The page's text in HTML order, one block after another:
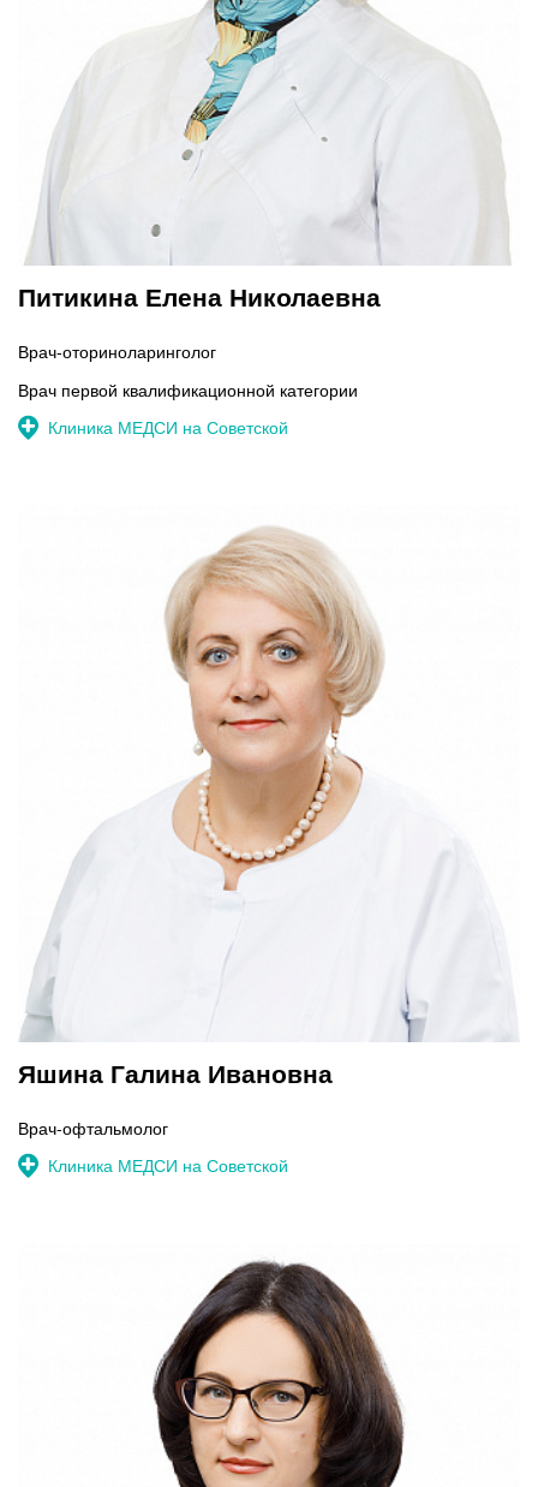
Питикина Елена Николаевна
Врач-оториноларинголог
Врач первой квалификационной категории
Клиника МЕДСИ на Советской
Яшина Галина Ивановна
Врач-офтальмолог
Клиника МЕДСИ на Советской